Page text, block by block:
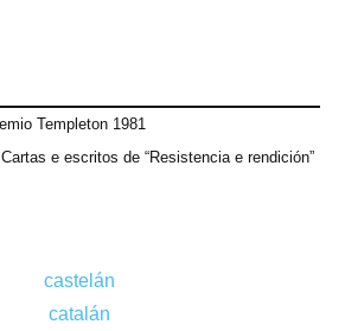
Templeton 1981
e escritos de “Resistencia e rendición”
castelán
catalán